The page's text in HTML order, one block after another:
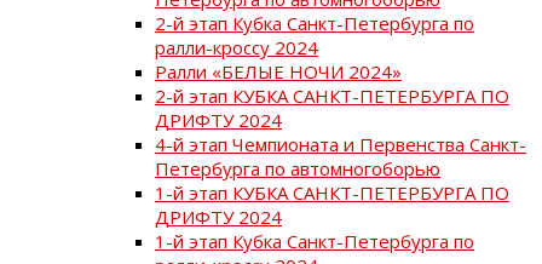
2-й этап Кубка Санкт-Петербурга по
ралли-кроссу 2024
Ралли «БЕЛЫЕ НОЧИ 2024»
2-й этап КУБКА САНКТ-ПЕТЕРБУРГА ПО
ДРИФТУ 2024
4-й этап Чемпионата и Первенства Санкт-
Петербурга по автомногоборью
1-й этап КУБКА САНКТ-ПЕТЕРБУРГА ПО
ДРИФТУ 2024
1-й этап Кубка Санкт-Петербурга по